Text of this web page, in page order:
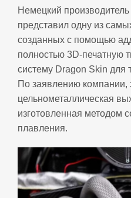
Немецкий
представил одну из
созданных с помощью
полностью 3D‑печатную
систему Dragon Skin для
По заявлению компании,
цельнометаллическая
изготовленная методом
плавления.